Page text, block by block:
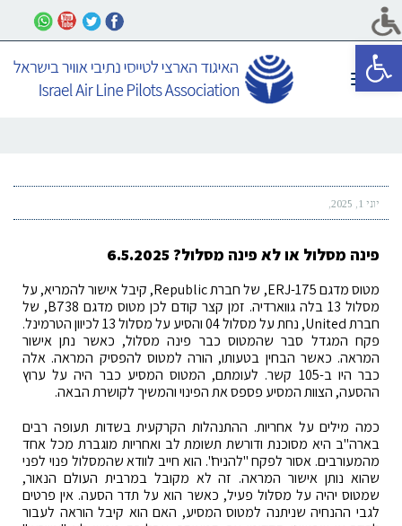
פתח סרגל נגישות
תפריט
יוני 1, 2025
פינה מסלול או לא פינה מסלול? 6.5.2025
מטוס מדגם ERJ-175, של חברת Republic, קיבל אישור להמריא, על
מסלול 13 בלה גווארדיה. זמן קצר קודם לכן מטוס מדגם B738, של
חברת United, נחת על מסלול 04 והסיע על מסלול 13 לכיוון הטרמינל.
פקח המגדל סבר שהמטוס כבר פינה מסלול, כאשר נתן אישור
המראה. כאשר הבחין בטעותו, הורה למטוס להפסיק המראה. אלה
כבר היו ב-105 קשר. לעומתם, המטוס המסיע כבר היה על ערוץ
ההסעה, הצוות המסיע פספס את הפינוי והמשיך לקושרת הבאה.
כמה מילים על אחריות. ההתנהלות הקרקעית בשדות תעופה רבים
בארה"ב היא מסוכנת ודורשת תשומת לב ואחריות מוגברת מכל אחד
מהמעורבים. אסור לפקח "להניח". הוא חייב לוודא שהמסלול פנוי לפני
שהוא נותן אישור המראה. זה לא מקובל במרבית העולם הנאור,
שמטוס יהיה על מסלול פעיל, כאשר הוא על תדר הסעה. אין פרטים
לגבי ההנחיה שניתנה למטוס המסיע, האם הוא קיבל הוראה לעבור